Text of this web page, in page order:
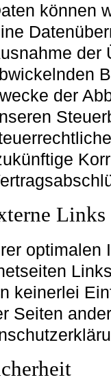
können
der
der
Links
optimalen
keinerlei
Seiten